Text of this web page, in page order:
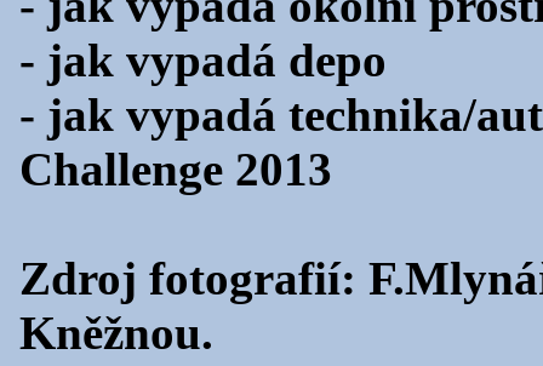
- jak vypadá depo
- jak vypadá technika/
Challenge 2013
Zdroj fotografií:
Kněžnou.